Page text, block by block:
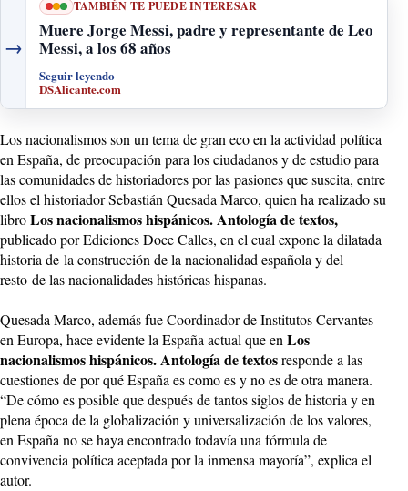
→
TAMBIÉN TE PUEDE INTERESAR
Muere Jorge Messi, padre y representante de Leo
Messi, a los 68 años
Seguir leyendo
DSAlicante.com
Los nacionalismos son un tema de gran eco en la actividad política
en España, de preocupación para los ciudadanos y de estudio para
las comunidades de historiadores por las pasiones que suscita, entre
ellos el historiador Sebastián Quesada Marco, quien ha realizado su
libroLos nacionalismos hispánicos. Antología de textos,
publicado por Ediciones Doce Calles, en el cual expone la dilatada
historia de la construcción de la nacionalidad española y del
resto de las nacionalidades históricas hispanas.
Quesada Marco, además fue Coordinador de Institutos Cervantes
en Europa, hace evidente la España actual que en Los
nacionalismos hispánicos. Antología de textosresponde a las
cuestiones de por qué España es como es y no es de otra manera.
“De cómo es posible que después de tantos siglos de historia y en
plena época de la globalización y universalización de los valores,
en España no se haya encontrado todavía una fórmula de
convivencia política aceptada por la inmensa mayoría”, explica el
autor.